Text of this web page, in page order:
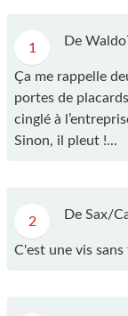
1 De
Ça me rappelle
portes de
cinglé à
Sinon, il pleut !...
2 De Sax/
C'est une vis sans